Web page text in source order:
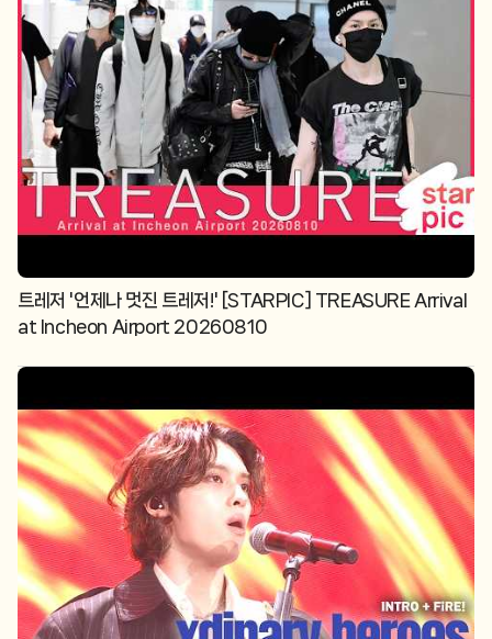
트레저 '언제나 멋진 트레저!' [STARPIC] TREASURE Arrival
at Incheon Airport 20260810